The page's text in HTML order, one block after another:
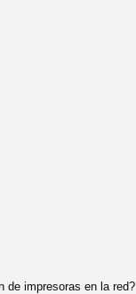
de impresoras en la red?